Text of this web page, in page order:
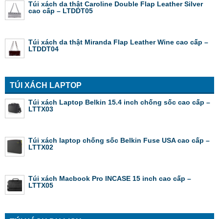
Túi xách da thật Caroline Double Flap Leather Silver
cao cấp – LTDDT05
Túi xách da thật Miranda Flap Leather Wine cao cấp –
LTDDT04
TÚI XÁCH LAPTOP
Túi xách Laptop Belkin 15.4 inch chống sốc cao cấp –
LTTX03
Túi xách laptop chống sốc Belkin Fuse USA cao cấp –
LTTX02
Túi xách Macbook Pro INCASE 15 inch cao cấp –
LTTX05